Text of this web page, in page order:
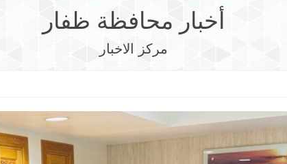
أخبار محافظة ظفار
مركز الاخبار